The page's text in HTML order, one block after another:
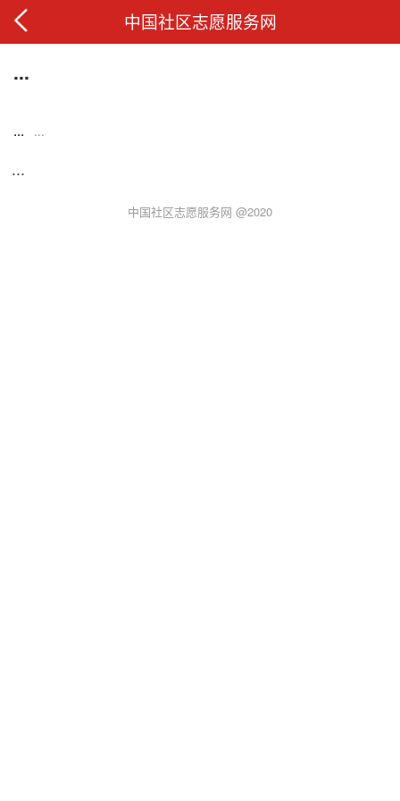
中国社区志愿服务网
...
... ...
...
中国社区志愿服务网 @2020